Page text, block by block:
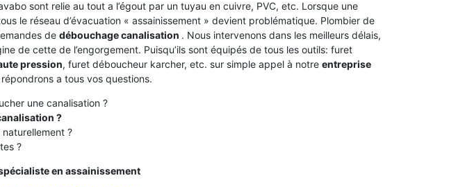
sont relie au tout a l’égout par un tuyau en cuivre, PVC, etc. Lorsque une
le réseau d’évacuation « assainissement » devient problématique. Plombier de
de débouchage canalisation . Nous intervenons dans les meilleurs délais,
de cette de l’engorgement. Puisqu’ils sont équipés de tous les outils: furet
pression, furet déboucheur karcher, etc. sur simple appel à notre entreprise
répondrons a tous vos questions.
une canalisation ?
?
?
?
en assainissement